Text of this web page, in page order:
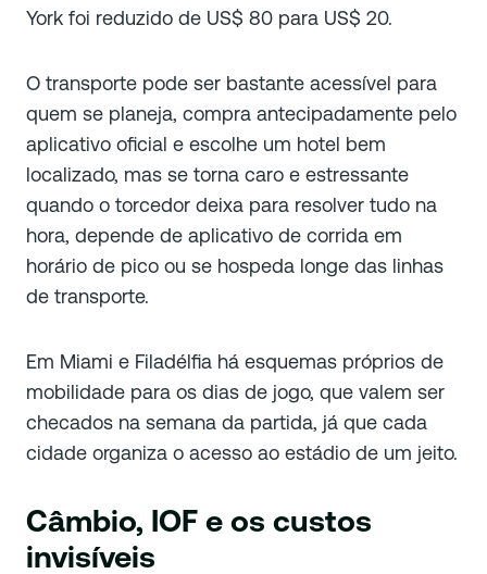
York foi reduzido de US$ 80 para US$ 20.
O transporte pode ser bastante acessível para
quem se planeja, compra antecipadamente pelo
aplicativo oficial e escolhe um hotel bem
localizado, mas se torna caro e estressante
quando o torcedor deixa para resolver tudo na
hora, depende de aplicativo de corrida em
horário de pico ou se hospeda longe das linhas
de transporte.
Em Miami e Filadélfia há esquemas próprios de
mobilidade para os dias de jogo, que valem ser
checados na semana da partida, já que cada
cidade organiza o acesso ao estádio de um jeito.
Câmbio, IOF e os custos
invisíveis